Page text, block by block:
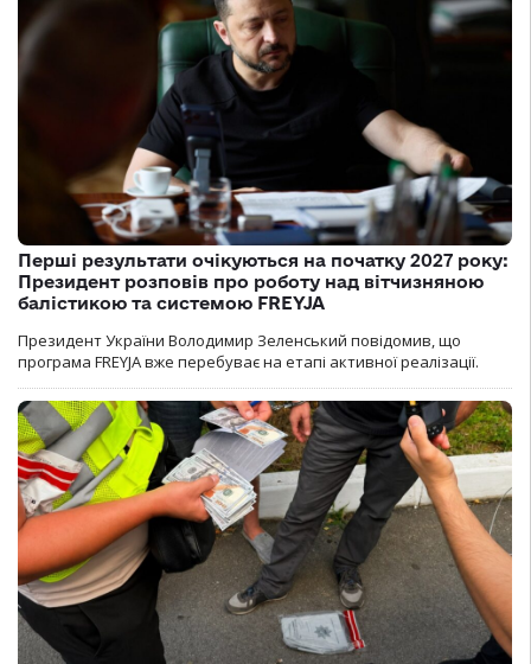
Перші результати очікуються на початку 2027 року:
Президент розповів про роботу над вітчизняною
балістикою та системою FREYJA
Президент України Володимир Зеленський повідомив, що
програма FREYJA вже перебуває на етапі активної реалізації.